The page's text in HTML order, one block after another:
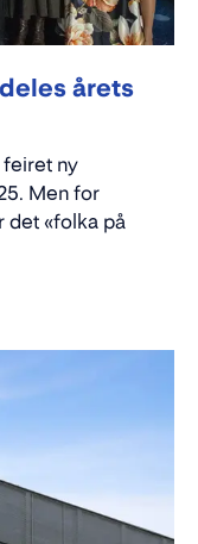
årets
ny
Men for
det «folka på